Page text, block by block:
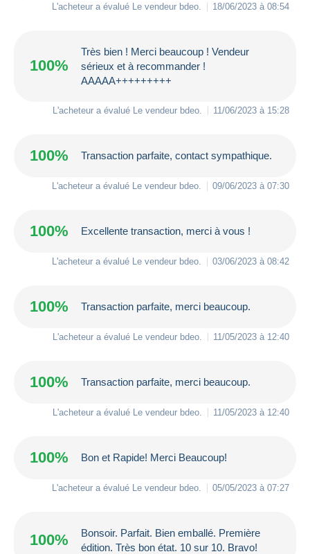
L'acheteur a évalué Le vendeur bdeo 18/06/2023 à 08:54
100%
Très bien ! Merci beaucoup ! Vendeur
sérieux et à recommander !
AAAAA+++++++++
L'acheteur a évalué Le vendeur bdeo 11/06/2023 à 15:28
100% Transaction parfaite, contact sympathique.
L'acheteur a évalué Le vendeur bdeo 09/06/2023 à 07:30
100% Excellente transaction, merci à vous !
L'acheteur a évalué Le vendeur bdeo 03/06/2023 à 08:42
100% Transaction parfaite, merci beaucoup.
L'acheteur a évalué Le vendeur bdeo 11/05/2023 à 12:40
100% Transaction parfaite, merci beaucoup.
L'acheteur a évalué Le vendeur bdeo 11/05/2023 à 12:40
100% Bon et Rapide! Merci Beaucoup!
L'acheteur a évalué Le vendeur bdeo 05/05/2023 à 07:27
100%
Bonsoir. Parfait. Bien emballé. Première
édition. Très bon état. 10 sur 10. Bravo!